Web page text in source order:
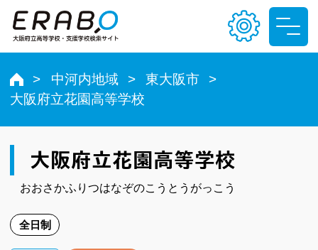
文字サイズ
中河内地域
東大阪市
大阪府立花園高等学校
大阪府立花園高等学校
おおさかふりつはなぞのこうとうがっこう
全日制